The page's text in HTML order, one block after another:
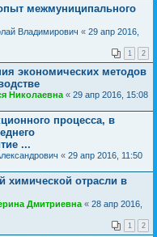
межмуниципального
Владимирович « 29 апр 2016,
1 2
экономических методов
Николаевна « 29 апр 2016, 15:08
процесса, в
...
« 29 апр 2016, 11:50
химической отрасли в
Дмитриевна « 28 апр 2016,
1 2